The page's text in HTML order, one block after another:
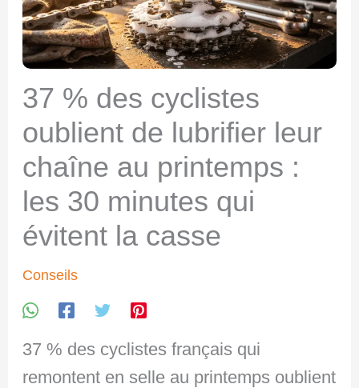
37 % des cyclistes
oublient de lubrifier leur
chaîne au printemps :
les 30 minutes qui
évitent la casse
Conseils
37 % des cyclistes français qui
remontent en selle au printemps oublient